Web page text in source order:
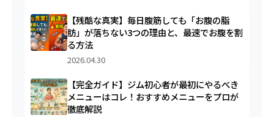
【残酷な真実】毎日腹筋しても「お腹の脂
肪」が落ちない3つの理由と、最速でお腹を割
る方法
2026.04.30
【完全ガイド】ジム初心者が最初にやるべき
メニューはコレ！おすすめメニューをプロが
徹底解説